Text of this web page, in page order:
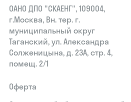
ОАНО ДПО "СКАЕНГ", 109004,
г.Москва, Вн. тер. г.
муниципальный округ
Таганский, ул. Александра
Солженицына, д. 23А, стр. 4,
помещ. 2/1
Оферта